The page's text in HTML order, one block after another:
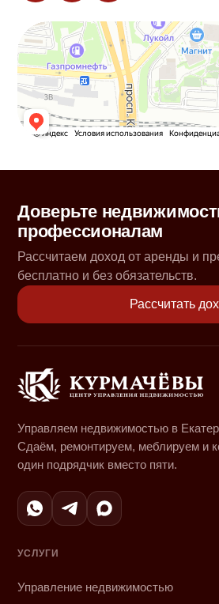
Доверьте
профессионалам
Рассчитаем доход от аренды и
бесплатно и без обязательств.
Рассчитать
Управляем недвижимостью в
Сдаём, ремонтируем, меблируем и
один подрядчик вместо пяти.
УСЛУГИ
Управление недвижимостью